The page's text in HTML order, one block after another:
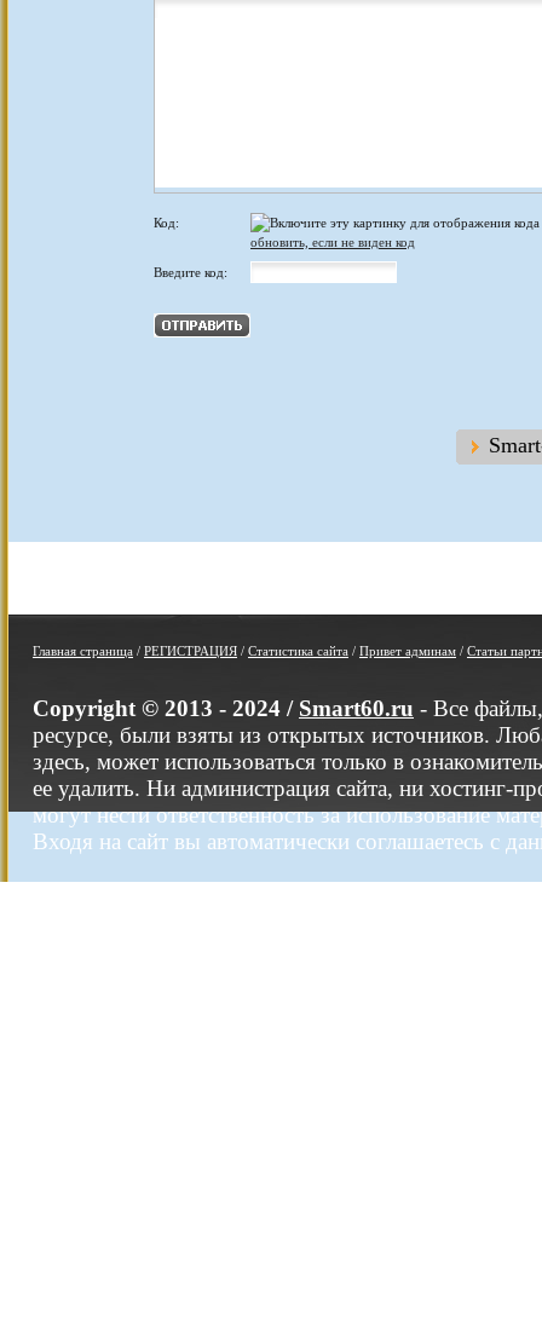
Код:
обновить, если не виден код
Введите код:
Главная страница / РЕГИСТРАЦИЯ / Статистика сайта / Привет админам / Статьи
Copyright © 2013 - 2024 / Smart60.ru - Все
ресурсе, были взяты из открытых источников.
здесь, может использоваться только в
ее удалить. Ни администрация сайта, ни хостинг-
могут нести ответственность за использование
Входя на сайт вы автоматически соглашаетесь с